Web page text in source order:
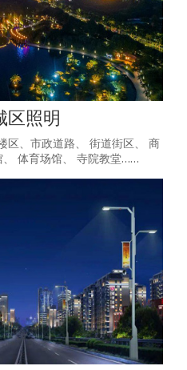
区照明
区、市政道路、 街道街区、 商
、 体育场馆、 寺院教堂……